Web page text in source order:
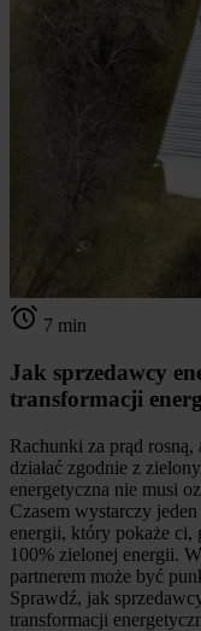
7 min
Jak sprzedawcy
transformacji
Rachunki za prąd
działać zgodnie z
energetyczna nie musi
Czasem wystarczy
energii, który pokaże ci,
100% zielonej energii.
partnerem może być
Sprawdź, jak
transformacji